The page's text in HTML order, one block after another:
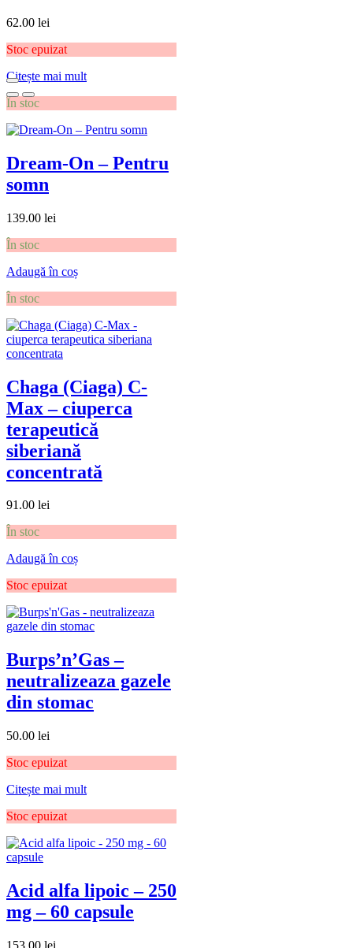
62.00 lei
Stoc epuizat
Citește mai mult
În stoc
Dream-On – Pentru
somn
139.00 lei
În stoc
Adaugă în coș
În stoc
Chaga (Ciaga) C-
Max – ciuperca
terapeutică
siberiană
concentrată
91.00 lei
În stoc
Adaugă în coș
Stoc epuizat
Burps’n’Gas –
neutralizeaza gazele
din stomac
50.00 lei
Stoc epuizat
Citește mai mult
Stoc epuizat
Acid alfa lipoic – 250
mg – 60 capsule
153.00 lei